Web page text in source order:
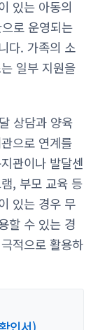
있는 아동의
로 운영되는
다. 가족의 소
일부 지원을
상담과 양육
으로 연계를
관이나 발달센
, 부모 교육 등
있는 경우 무
할 수 있는 경
적으로 활용하